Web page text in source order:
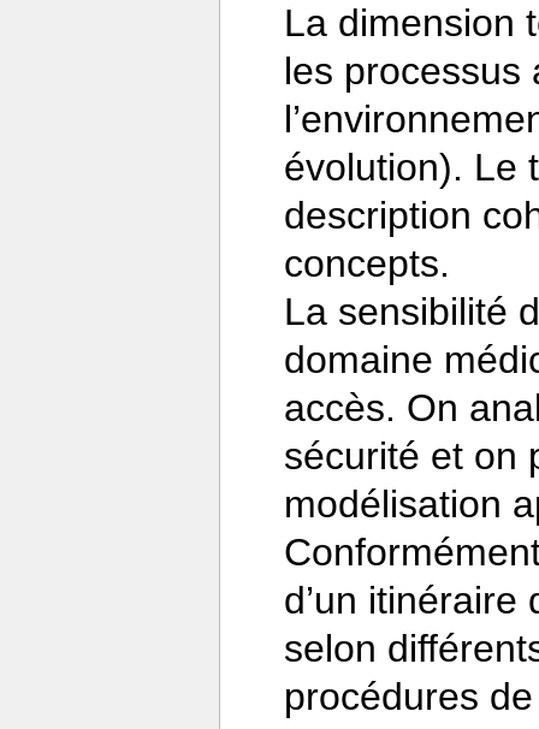
La dimension
les processus
évolution). Le
description
concepts.
La sensibilité
domaine
accès. On
sécurité et on
modélisation
d’un
selon
procédures